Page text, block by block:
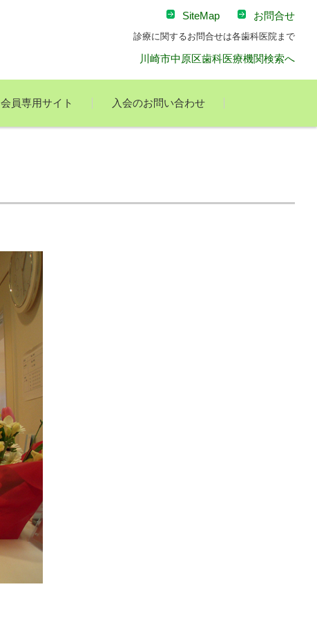
SiteMap お問合せ
診療に関するお問合せは各歯科医院まで
川崎市中原区歯科医療機関検索へ
会員専用サイト 入会のお問い合わせ